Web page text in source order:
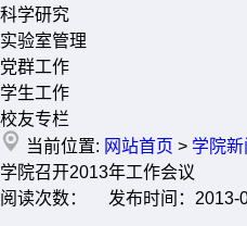
科学研究
实验室管理
党群工作
学生工作
校友专栏
当前位置: 网站首页 > 学院新
学院召开2013年工作会议
阅读次数： 发布时间：2013-